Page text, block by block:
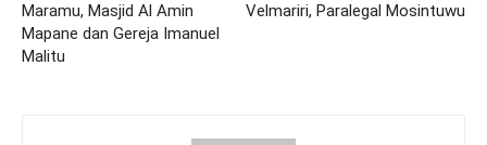
Maramu, Masjid Al Amin
Mapane dan Gereja Imanuel
Malitu
Velmariri, Paralegal Mosintuwu